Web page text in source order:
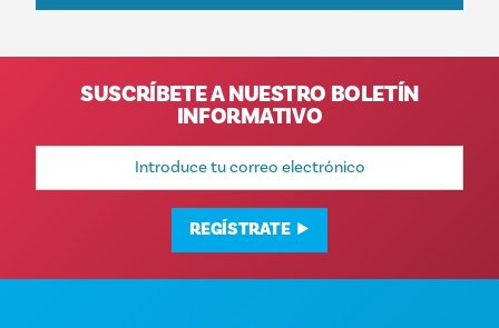
SUSCRÍBETE A NUESTRO BOLETÍN
INFORMATIVO
Dirección
correo
REGÍSTRATE